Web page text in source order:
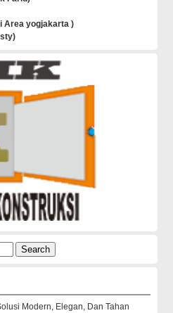
Area yogjakarta )
Modern, Elegan, Dan Tahan